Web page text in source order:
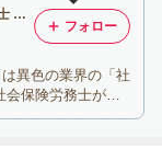
鉄は熱いうちに打て！~ IT社会保険労務士 濵本絵美＠東京都府中市~
異色の業界の「社
保険労務士がい
フォロー